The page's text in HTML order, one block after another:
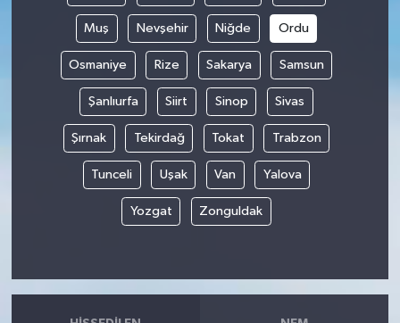
Muş Nevşehir Niğde Ordu
Osmaniye Rize Sakarya Samsun
Şanlıurfa Siirt Sinop Sivas
Şırnak Tekirdağ Tokat Trabzon
Tunceli Uşak Van Yalova
Yozgat Zonguldak